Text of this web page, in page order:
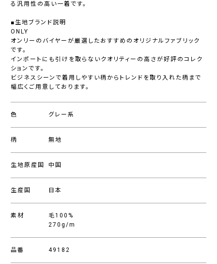
る汎用性の高い一着です。
■生地ブランド説明
ONLY
オンリーのバイヤーが厳選したおすすめのオリジナルファブリック
です。
インポートにも引けを取らないクオリティーの高さが好評のコレク
ションです。
ビジネスシーンで着用しやすい柄からトレンドを取り入れた柄まで
幅広くご用意しております。
色 グレー系
柄 無地
生地原産国 中国
生産国 日本
素材
毛100%
270g/m
品番 49182